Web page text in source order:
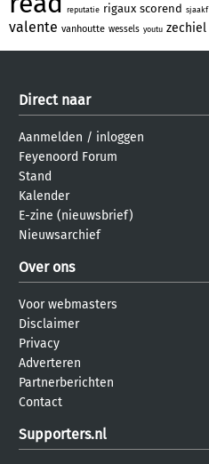
reputatie rigaux scorend sjaakf
valente vanhoutte wessels youtu zechiel
Direct naar
Aanmelden / inloggen
Feyenoord Forum
Stand
Kalender
E-zine (nieuwsbrief)
Nieuwsarchief
Over ons
Voor webmasters
Disclaimer
Privacy
Adverteren
Partnerberichten
Contact
Supporters.nl